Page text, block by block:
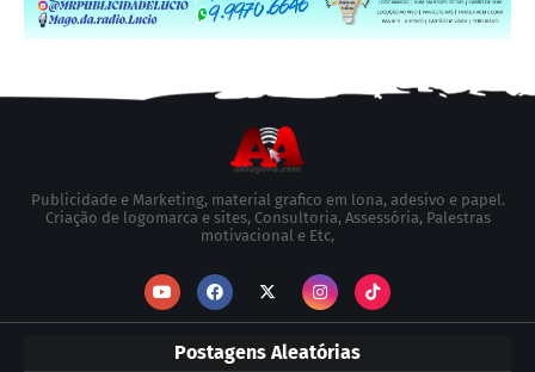
Publicidade e Marketing, material grafico em lona, adesivo e papel.
Criação de logomarca e sites, Consultoria, Assessória, Palestras
motivacional e Etc,
Postagens Aleatórias